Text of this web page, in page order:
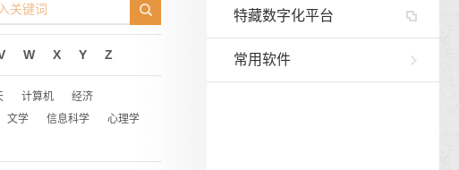
特藏数字化平台
常用软件
W X Y Z
计算机
经济
文学 信息科学
心理学